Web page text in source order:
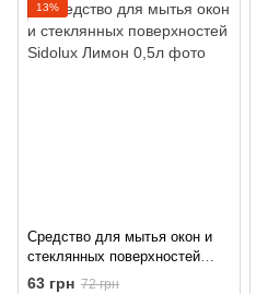
13%
Средство для мытья окон и
стеклянных поверхностей
Sidolux Лимон 0,5л
63 грн 72 грн